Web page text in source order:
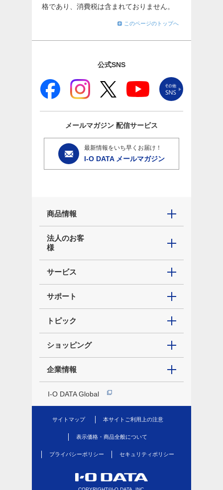
格であり、消費税は含まれておりません。
このページのトップへ
公式SNS
メールマガジン 配信サービス
最新情報をいち早くお届け！
I-O DATA メールマガジン
商品情報
法人のお客
様
サービス
サポート
トピック
ショッピング
企業情報
I-O DATA Global
サイトマップ 本サイトご利用上の注意
表示価格・商品全般について
プライバシーポリシー セキュリティポリシー